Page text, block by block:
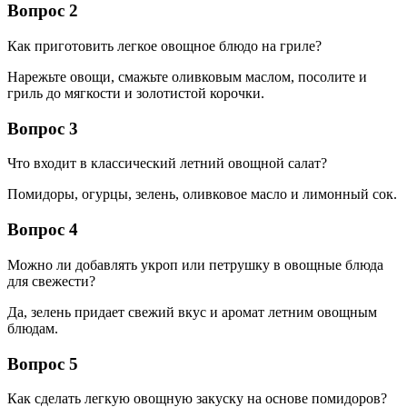
Вопрос 2
Как приготовить легкое овощное блюдо на гриле?
Нарежьте овощи, смажьте оливковым маслом, посолите и
гриль до мягкости и золотистой корочки.
Вопрос 3
Что входит в классический летний овощной салат?
Помидоры, огурцы, зелень, оливковое масло и лимонный сок.
Вопрос 4
Можно ли добавлять укроп или петрушку в овощные блюда
для свежести?
Да, зелень придает свежий вкус и аромат летним овощным
блюдам.
Вопрос 5
Как сделать легкую овощную закуску на основе помидоров?